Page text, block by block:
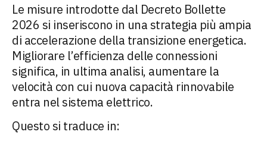
Le misure introdotte dal Decreto Bollette
2026 si inseriscono in una strategia più ampia
di accelerazione della transizione energetica.
Migliorare l’efficienza delle connessioni
significa, in ultima analisi, aumentare la
velocità con cui nuova capacità rinnovabile
entra nel sistema elettrico.
Questo si traduce in: